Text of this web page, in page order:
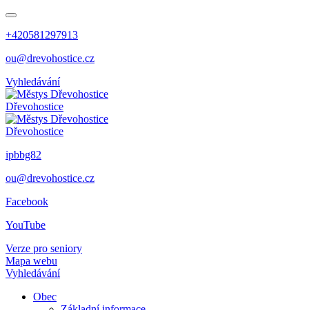
+420581297913
ou@drevohostice.cz
Vyhledávání
Dřevohostice
Dřevohostice
ipbbg82
ou@drevohostice.cz
Facebook
YouTube
Verze pro seniory
Mapa webu
Vyhledávání
Obec